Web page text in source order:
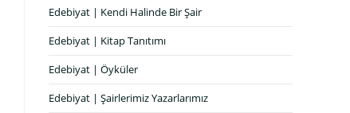
Edebiyat | Kendi Halinde Bir Şair
Edebiyat | Kitap Tanıtımı
Edebiyat | Öyküler
Edebiyat | Şairlerimiz Yazarlarımız